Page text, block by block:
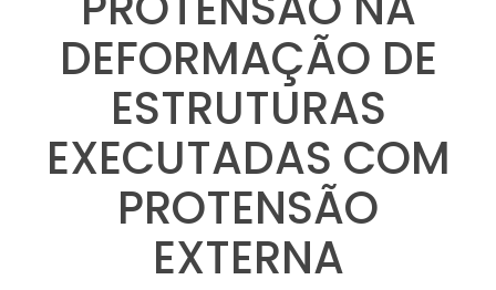
DEFORMAÇÃO DE
ESTRUTURAS
EXECUTADAS COM
PROTENSÃO
EXTERNA